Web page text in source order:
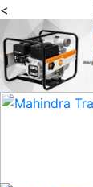
<